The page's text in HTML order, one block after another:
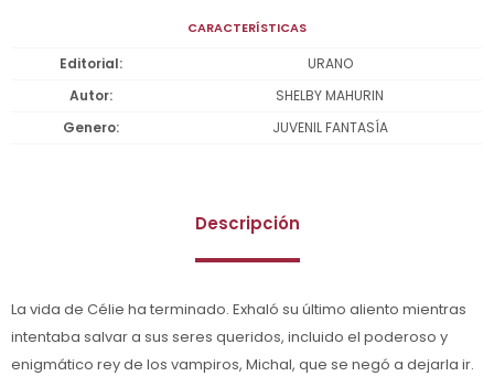
CARACTERÍSTICAS
Editorial
URANO
Autor
SHELBY MAHURIN
Genero
JUVENIL FANTASÍA
Descripción
La vida de Célie ha terminado. Exhaló su último aliento mientras
intentaba salvar a sus seres queridos, incluido el poderoso y
enigmático rey de los vampiros, Michal, que se negó a dejarla ir.